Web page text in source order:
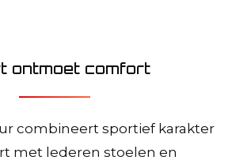
ontmoet comfort
combineert sportief karakter
met lederen stoelen en